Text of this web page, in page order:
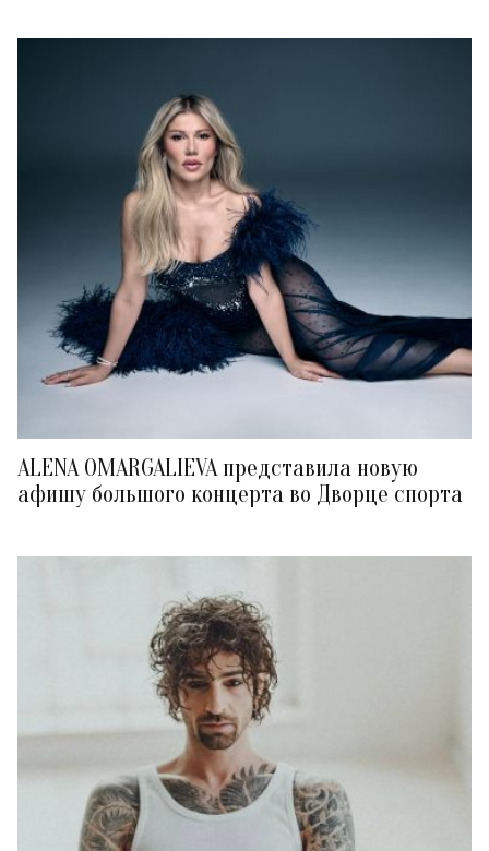
ALENA OMARGALIEVA представила новую
афишу большого концерта во Дворце спорта